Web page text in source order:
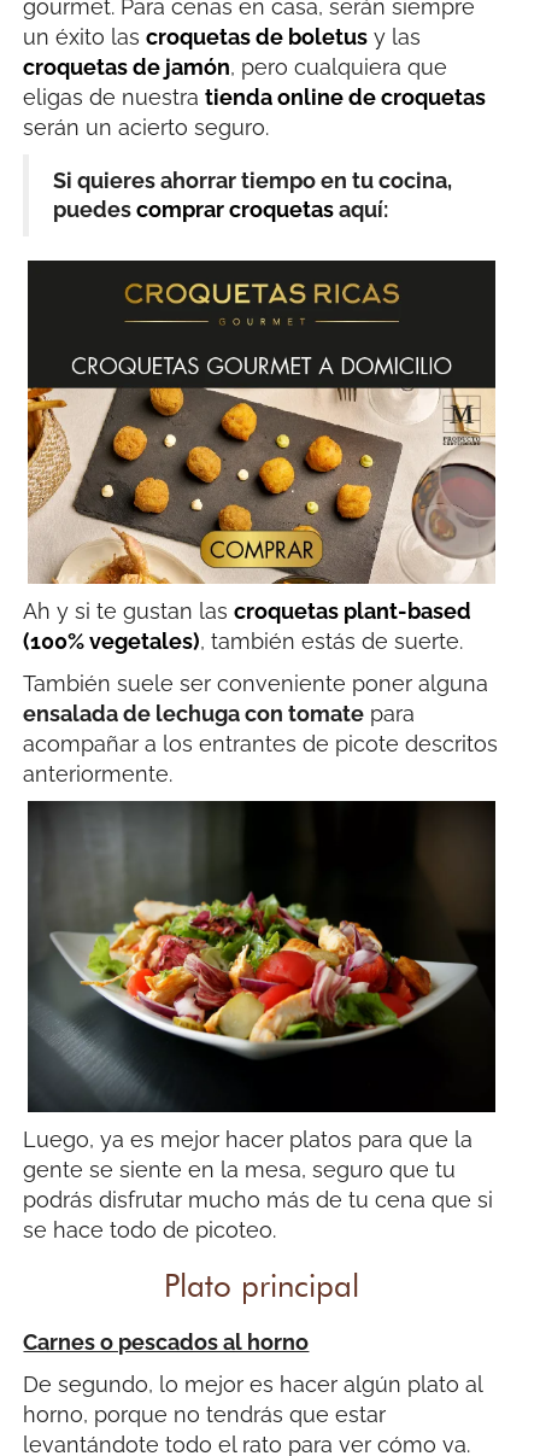
gourmet. Para cenas en casa, serán siempre
un éxito lascroquetas de boletus y las
croquetas de jamón, pero cualquiera que
eligas de nuestratienda online de croquetas
serán un acierto seguro.
Si quieres ahorrar tiempo en tu cocina,
puedescomprar croquetas aquí:
Ah y si te gustan lascroquetas plant-based
(100% vegetales), también estás de suerte.
También suele ser conveniente poner alguna
ensalada de lechuga con tomate para
acompañar a los entrantes de picote descritos
anteriormente.
Luego, ya es mejor hacer platos para que la
gente se siente en la mesa, seguro que tu
podrás disfrutar mucho más de tu cena que si
se hace todo de picoteo.
Plato principal
Carnes o pescados al horno
De segundo, lo mejor es hacer algún plato al
horno, porque no tendrás que estar
levantándote todo el rato para ver cómo va.